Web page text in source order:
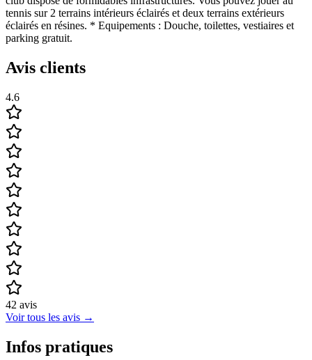
tennis sur 2 terrains intérieurs éclairés et deux terrains extérieurs
éclairés en résines. * Equipements : Douche, toilettes, vestiaires et
parking gratuit.
Avis clients
4.6
42 avis
Voir tous les avis →
Infos pratiques